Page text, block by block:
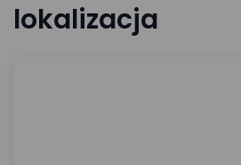
lokalizacja